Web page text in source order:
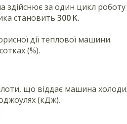
здійснює за один цикл роботу
становить 300 К.
дії теплової машини.
(%).
що віддає машина
(кДж).